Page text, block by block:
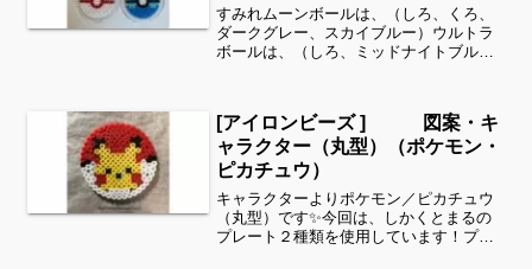
すみれムーンボールは、（しろ、くろ、
ダークグレー、スカイブルー）ウルトラ
ボールは、（しろ、ミッドナイトブル
（しろ、くろ、スカイブルー、パステル
あお）全てパーラービーズを使...
[アイロンビーズ ] 図案・キ
ャラクター（丸型）（ポケモン・
ピカチュウ）
キャラクターよりポケモン／ピカチュウ
（丸型）です✨今回は、しかくとまるの
プレート２種類を使用しています！プレ